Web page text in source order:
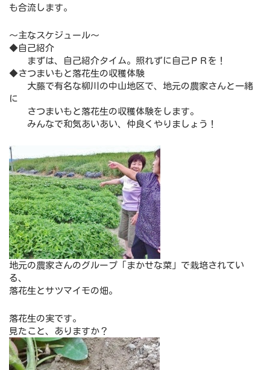
も合流します。
～主なスケジュール～
◆自己紹介
まずは、自己紹介タイム。照れずに自己ＰＲを！
◆さつまいもと落花生の収穫体験
大藤で有名な柳川の中山地区で、地元の農家さんと一緒
に
さつまいもと落花生の収穫体験をします。
みんなで和気あいあい、仲良くやりましょう！
地元の農家さんのグループ「まかせな菜」で栽培されてい
る、
落花生とサツマイモの畑。
落花生の実です。
見たこと、ありますか？